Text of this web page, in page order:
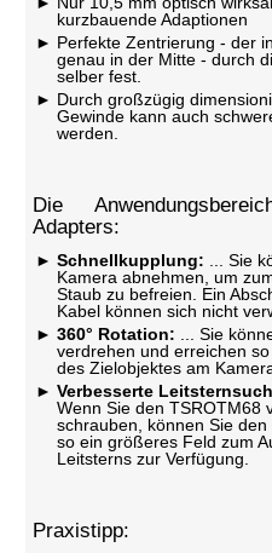
kurzbauende Adaptionen
Perfekte Zentrierung - der
genau in der Mitte - durch
selber fest.
Durch großzügig
Gewinde kann auch
werden.
Die
Adapters:
Schnellkupplung: ... Sie
Kamera abnehmen, um
Staub zu befreien. Ein
Kabel können sich nicht
360° Rotation: ... Sie
verdrehen und erreichen
des Zielobjektes am
Verbesserte
Wenn Sie den TSROTM68
schrauben, können Sie
so ein größeres Feld zum
Leitsterns zur Verfügung.
Praxistipp: